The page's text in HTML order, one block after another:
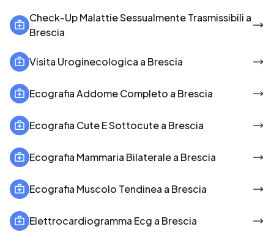
Check-Up Malattie Sessualmente Trasmissibili a
Brescia
Visita Uroginecologica a Brescia
Ecografia Addome Completo a Brescia
Ecografia Cute E Sottocute a Brescia
Ecografia Mammaria Bilaterale a Brescia
Ecografia Muscolo Tendinea a Brescia
Elettrocardiogramma Ecg a Brescia